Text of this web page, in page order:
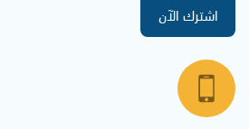
اشترك الآن